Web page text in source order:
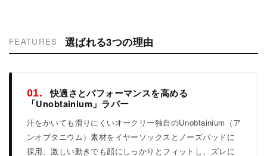
FEATURES 選ばれる3つの理由
01.
快適さとパフォーマンスを高める
「Unobtainium」ラバー
汗をかいても滑りにくいオークリー独自のUnobtainium（ア
ンオブタニウム）素材をイヤーソックスとノーズパッドに
採用。激しい動きでも顔にしっかりとフィットし、ズレに